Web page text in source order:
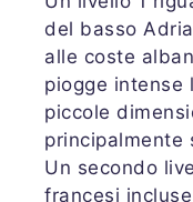
del basso
alle coste
piogge intense
piccole
principalmente
Un secondo
francesi